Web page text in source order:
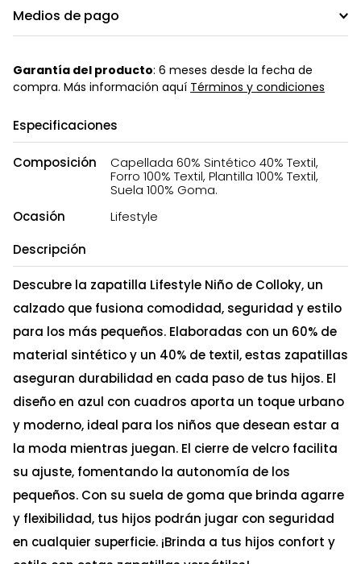
Medios de pago
Garantía del producto: 6 meses desde la fecha de
compra. Más información aquí Términos y condiciones
Especificaciones
Composición
Capellada 60% Sintético 40% Textil,
Forro 100% Textil, Plantilla 100% Textil,
Suela 100% Goma.
Ocasión
Lifestyle
Descripción
Descubre la zapatilla Lifestyle Niño de Colloky, un
calzado que fusiona comodidad, seguridad y estilo
para los más pequeños. Elaboradas con un 60% de
material sintético y un 40% de textil, estas zapatillas
aseguran durabilidad en cada paso de tus hijos. El
diseño en azul con cuadros aporta un toque urbano
y moderno, ideal para los niños que desean estar a
la moda mientras juegan. El cierre de velcro facilita
su ajuste, fomentando la autonomía de los
pequeños. Con su suela de goma que brinda agarre
y flexibilidad, tus hijos podrán jugar con seguridad
en cualquier superficie. ¡Brinda a tus hijos confort y